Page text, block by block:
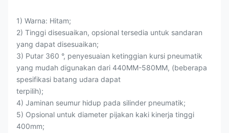
1) Warna: Hitam;
2) Tinggi disesuaikan, opsional tersedia untuk sandaran
yang dapat disesuaikan;
3) Putar 360 °, penyesuaian ketinggian kursi pneumatik
yang mudah digunakan dari 440MM-580MM, (beberapa
spesifikasi batang udara dapat
terpilih);
4) Jaminan seumur hidup pada silinder pneumatik;
5) Opsional untuk diameter pijakan kaki kinerja tinggi
400mm;